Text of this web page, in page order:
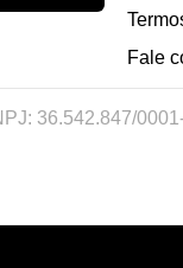
Fale
36.542.847/